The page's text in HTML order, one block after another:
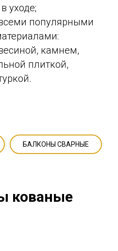
уходе;
популярными
камнем,
плиткой,
БАЛКОНЫ СВАРНЫЕ
кованые